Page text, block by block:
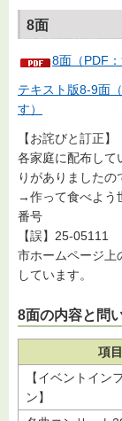
8面
8面（PDF
テキスト版8-9面
す）
【お詫びと訂正】
各家庭に配布して
りがありましたの
→作って食べよう
番号
【誤】25-
市ホームページ上
しています。
8面の内容と問
項目
【イベントイン
ン】